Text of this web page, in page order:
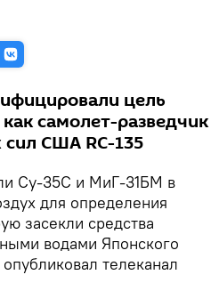
цель
самолет-разведчик
США RC-135
Су-35С и МиГ-31БМ в
для определения
засекли средства
водами Японского
телеканал